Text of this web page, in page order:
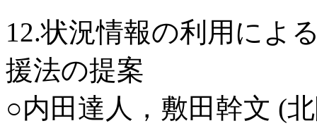
12.状況情報の利用によ
援法の提案
○内田達人，敷田幹文 (